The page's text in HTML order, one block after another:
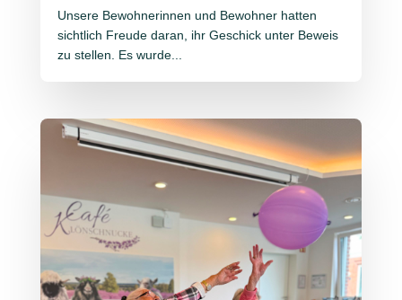
Unsere Bewohnerinnen und Bewohner hatten
sichtlich Freude daran, ihr Geschick unter Beweis
zu stellen. Es wurde...